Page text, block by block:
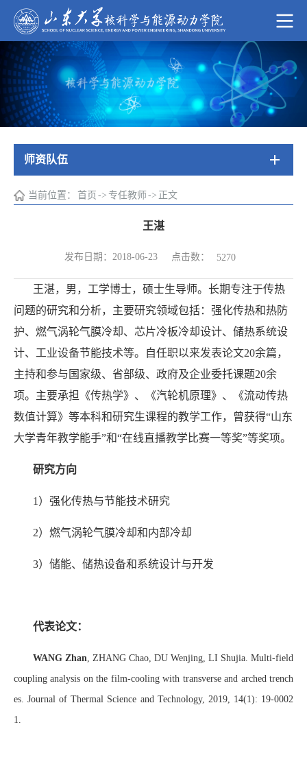
师资队伍
当前位置： 首页 -> 专任教师 -> 正文
王湛
发布日期：2018-06-23 点击数： 5270
王湛，男， 工学博士，硕士生导师。 长期专注于传热
问题的研究和分析，主要研究领域包括：强化传热和热防
护、燃气涡轮气膜冷却、芯片冷板冷却设计、 储热系统设
计、工业设备节能技术等。自任职以来发表论文20余篇，
主持和参与国家级、省部级、 政府及企业委托课题20余
项。 主要承担《传热学》、《汽轮机原理》、《流动传热
数值计算》等本科和研究生课程的教学工作，曾获得“山东
大学青年教学能手”和“在线直播教学比赛一等奖”等奖项。
研究方向
1 ）强化传热与节能技术研究
2） 燃气涡轮气膜冷却和内部冷却
3）储能、储热设备和系统设计与开发
代表论文：
WANG Zhan , ZHANG Chao, DU Wenjing, LI Shujia. Multi-field
coupling analysis on the film-cooling with transverse and arched trench
es. Journal of Thermal Science and Technology, 2019, 14(1): 19-0002
1.